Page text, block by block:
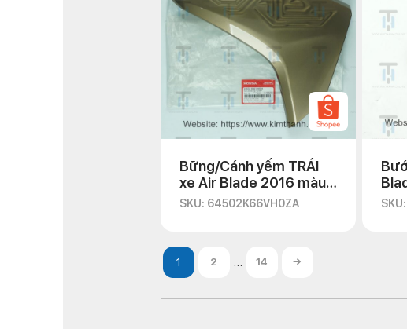
Bững/Cánh yếm TRÁI
xe Air Blade 2016 màu
đồng 3D 2018
SKU: 64502K66VH0ZA
2 … 14 →